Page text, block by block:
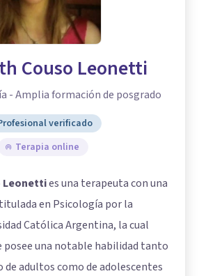
Couso Leonetti
- Amplia formación de posgrado
verificado
Terapia online
Leonetties una terapeuta con una
en Psicología por la
Católica Argentina, la cual
posee una notable habilidad tanto
adultos como de adolescentes